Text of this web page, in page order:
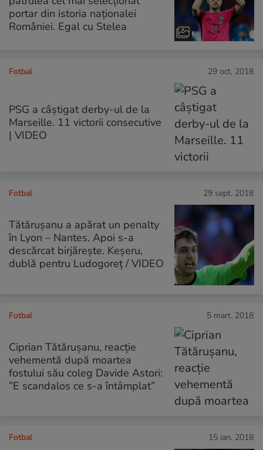
portar din istoria naționalei
României. Egal cu Stelea
Fotbal 29 oct. 2018
PSG a câștigat derby-ul de la
Marseille. 11 victorii consecutive
| VIDEO
Fotbal 29 sept. 2018
Tătărușanu a apărat un penalty
în Lyon – Nantes. Apoi s-a
descărcat birjărește. Keșeru,
dublă pentru Ludogoreț / VIDEO
Fotbal 5 mart. 2018
Ciprian Tătărușanu, reacție
vehementă după moartea
fostului său coleg Davide Astori:
”E scandalos ce s-a întâmplat”
Fotbal 15 ian. 2018